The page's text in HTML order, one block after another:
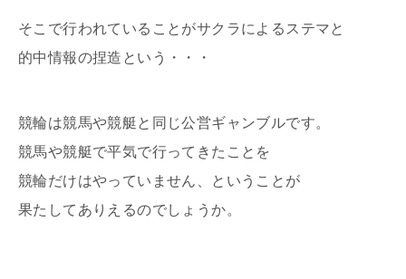
そこで行われていることがサクラによるステマと
的中情報の捏造という・・・
競輪は競馬や競艇と同じ公営ギャンブルです。
競馬や競艇で平気で行ってきたことを
競輪だけはやっていません、ということが
果たしてありえるのでしょうか。